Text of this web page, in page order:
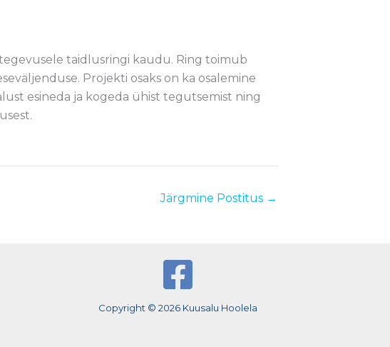
taidlusringi kaudu. Ring toimub
Projekti osaks on ka osalemine
esineda ja kogeda ühist tegutsemist ning
Järgmine Postitus →
Copyright © 2026 Kuusalu Hoolela